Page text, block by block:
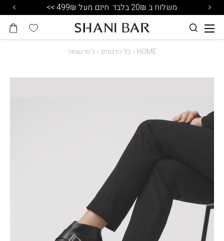
משלוח ב 20₪ בלבד. חינם מעל 499₪ >>
HOME
| כל הדגמים | ג'סי שחור